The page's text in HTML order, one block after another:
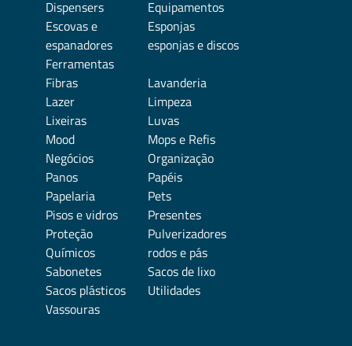
Dispensers
Equipamentos
Escovas e
espanadores
Esponjas
esponjas e discos
Ferramentas
Fibras
Lavanderia
Lazer
Limpeza
Lixeiras
Luvas
Mood
Mops e Refis
Negócios
Organização
Panos
Papéis
Papelaria
Pets
Pisos e vidros
Presentes
Proteção
Pulverizadores
Químicos
rodos e pás
Sabonetes
Sacos de lixo
Sacos plásticos
Utilidades
Vassouras